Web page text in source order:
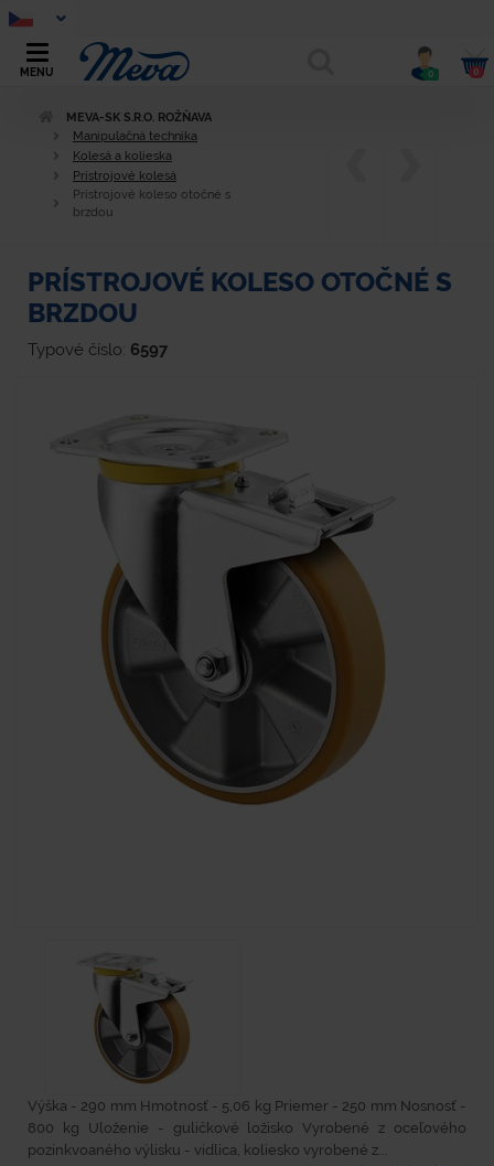
MENU 0 0
MEVA-SK S.R.O. ROŽŇAVA
Manipulačná technika
Kolesá a kolieska
Prístrojové kolesá
Prístrojové koleso otočné s
brzdou
PRÍSTROJOVÉ KOLESO OTOČNÉ S
BRZDOU
Typové číslo: 6597
Výška - 290 mm Hmotnosť - 5,06 kg Priemer - 250 mm Nosnosť -
800 kg Uloženie - guličkové ložisko Vyrobené z oceľového
pozinkvoaného výlisku - vidlica, koliesko vyrobené z...